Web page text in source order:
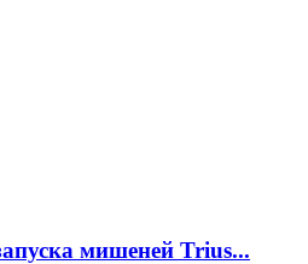
мишеней Trius...